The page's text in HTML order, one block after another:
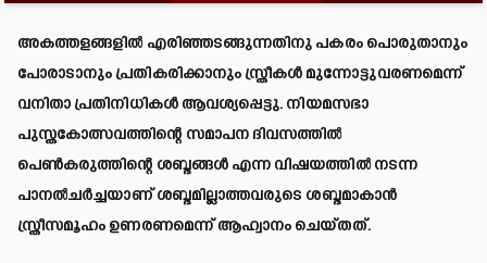
അകത്തളങ്ങളില്‍ എരിഞ്ഞടങ്ങുന്നതിനു പകരം പൊരുതാനും
പോരാടാനും പ്രതികരിക്കാനും സ്ത്രീകള്‍ മുന്നോട്ടുവരണമെന്ന്
വനിതാ പ്രതിനിധികള്‍ ആവശ്യപ്പെട്ടു. നിയമസഭാ
പുസ്തകോത്സവത്തിന്റെ സമാപന ദിവസത്തില്‍
പെണ്‍കരുത്തിന്റെ ശബ്ദങ്ങള്‍ എന്ന വിഷയത്തില്‍ നടന്ന
പാനല്‍ചര്‍ച്ചയാണ് ശബ്ദമില്ലാത്തവരുടെ ശബ്ദമാകാന്‍
സ്ത്രീസമൂഹം ഉണരണമെന്ന് ആഹ്വാനം ചെയ്തത്.